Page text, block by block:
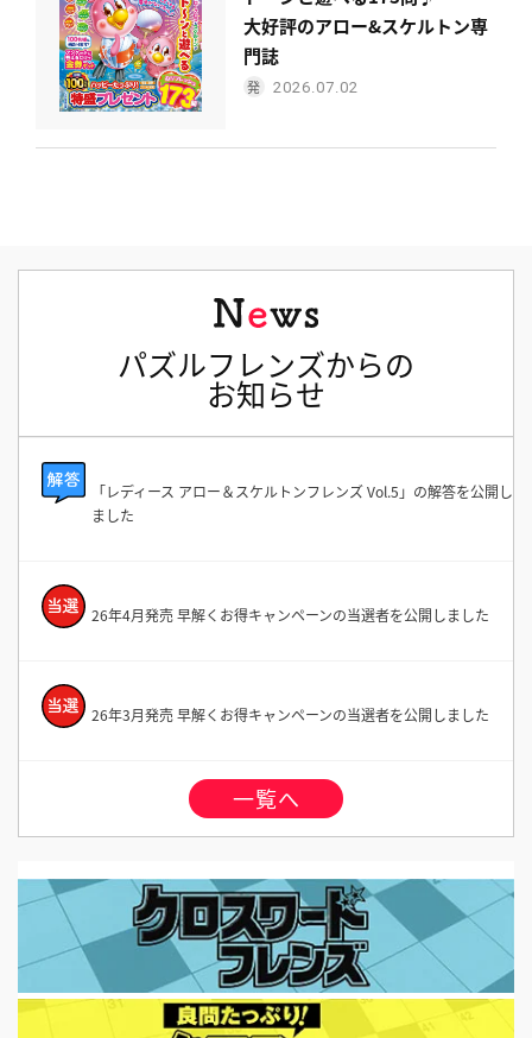
大好評のアロー&スケルトン専
門誌
2026.07.02
パズルフレンズからの
お知らせ
「レディース アロー＆スケルトンフレンズ Vol.5」の解答を公開し
ました
26年4月発売 早解くお得キャンペーンの当選者を公開しました
26年3月発売 早解くお得キャンペーンの当選者を公開しました
一覧へ